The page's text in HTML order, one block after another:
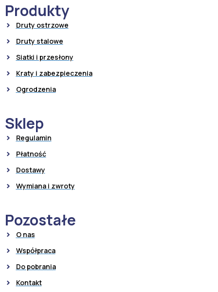
Produkty
Druty ostrzowe
Druty stalowe
Siatki i przesłony
Kraty i zabezpieczenia
Ogrodzenia
Sklep
Regulamin
Płatność
Dostawy
Wymiana i zwroty
Pozostałe
O nas
Współpraca
Do pobrania
Kontakt